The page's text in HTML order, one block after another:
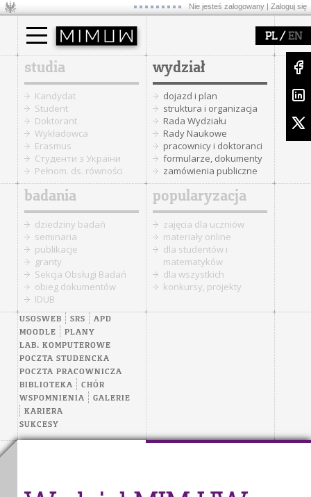
Nie jesteś zalogowany | Zaloguj się
PL/ EN
studia
Kandydat
Student
Doktorant
Wykładowca
Erasmus
Cтуденти з України
Pełnom. ds. równości
wydział
dojazd i plan
struktura i organizacja
Rada Wydziału
Rady Naukowe
pracownicy i doktoranci
formularze, dokumenty
zamówienia publiczne
badania
dziedziny badań
seminaria
publikacje
granty
Sekcja Obsługi Badań
obieg dokumentów
IDUB
popularyzacja
zajęcia dla uczniów
materiały online
dla studentów i
matematyków
dla wszystkich
konkursy, projekty
USOSWEB SRS
APD
MOODLE
PLANY
LAB. KOMPUTEROWE
POCZTA STUDENCKA
POCZTA PRACOWNICZA
BIBLIOTEKA
CHÓR
WSPOMNIENIA
GALERIE
KARIERA
SUKCESY